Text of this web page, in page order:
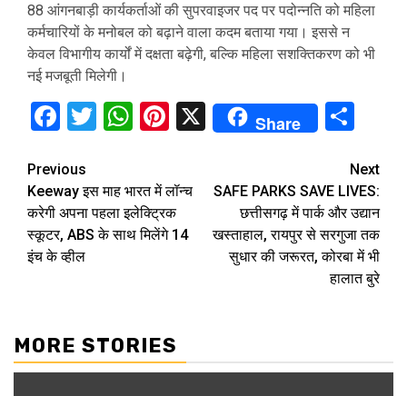
88 आंगनबाड़ी कार्यकर्ताओं की सुपरवाइजर पद पर पदोन्नति को महिला
कर्मचारियों के मनोबल को बढ़ाने वाला कदम बताया गया। इससे न
केवल विभागीय कार्यों में दक्षता बढ़ेगी, बल्कि महिला सशक्तिकरण को भी
नई मजबूती मिलेगी।
Facebook
Twitter
WhatsApp
Pinterest
X Share
Continue
Reading
Previous
Keeway इस माह भारत में लॉन्च
करेगी अपना पहला इलेक्ट्रिक
स्कूटर, ABS के साथ मिलेंगे 14
इंच के व्हील
Next
SAFE PARKS SAVE LIVES:
छत्तीसगढ़ में पार्क और उद्यान
खस्ताहाल, रायपुर से सरगुजा तक
सुधार की जरूरत, कोरबा में भी
हालात बुरे
MORE STORIES